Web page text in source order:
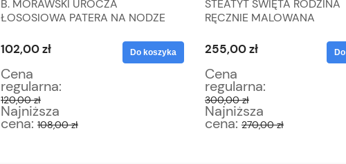
B. MORAWSKI UROCZA
ŁOSOSIOWA PATERA NA NODZE
102,00 zł
Cena
regularna:
120,00 zł
Najniższa
cena: 108,00 zł
Do koszyka
STEATYT ŚWIĘTA RODZINA
RĘCZNIE MALOWANA
255,00 zł
Cena
regularna:
300,00 zł
Najniższa
cena: 270,00 zł